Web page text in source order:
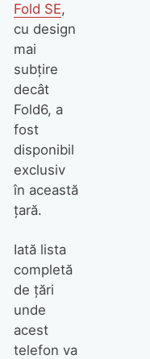
Fold SE,
cu design
mai
subțire
decât
Fold6, a
fost
disponibil
exclusiv
în această
țară.
Iată lista
completă
de țări
unde
acest
telefon va